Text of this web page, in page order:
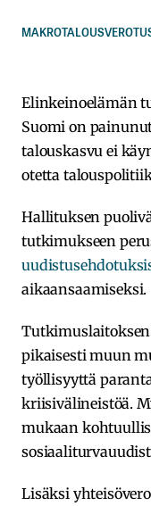
MAKROTALOUS
Elinkeinoelämän
Suomi on
talouskasvu ei
otetta
Hallituksen
tutkimukseen
aikaansaamiseksi.
pikaisesti muun
työllisyyttä
kriisivälineistöä.
mukaan
Lisäksi